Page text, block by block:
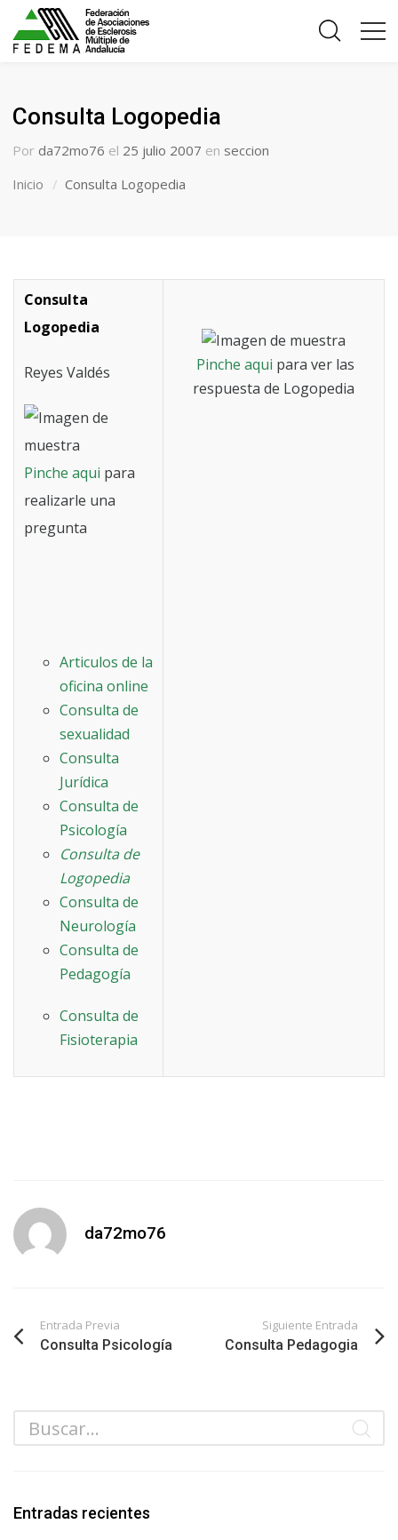
Consulta Logopedia
Por da72mo76 el 25 julio 2007 en seccion
Inicio
Consulta Logopedia
Consulta
Logopedia
Reyes Valdés
Pinche aqui para
realizarle una
pregunta
Articulos de la
oficina online
Consulta de
sexualidad
Consulta
Jurídica
Consulta de
Psicología
Consulta de
Logopedia
Consulta de
Neurología
Consulta de
Pedagogía
Consulta de
Fisioterapia
Pinche aqui para ver las
respuesta de Logopedia
da72mo76
Entrada Previa
Consulta Psicología
Siguiente Entrada
Consulta Pedagogia
Entradas recientes